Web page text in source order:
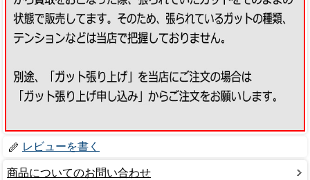
レビューを書く
商品についてのお問い合わせ